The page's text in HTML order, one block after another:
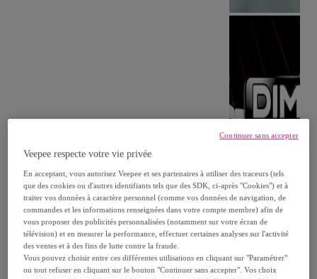
Veepee respecte votre vie privée
En acceptant, vous autorisez Veepee et ses partenaires à utiliser des traceurs (tels
que des cookies ou d'autres identifiants tels que des SDK, ci-après "Cookies") et à
traiter vos données à caractère personnel (comme vos données de navigation, de
commandes et les informations renseignées dans votre compte membre) afin de
vous proposer des publicités personnalisées (notamment sur votre écran de
télévision) et en mesurer la performance, effectuer certaines analyses sur l'activité
des ventes et à des fins de lutte contre la fraude.
Vous pouvez choisir entre ces différentes utilisations en cliquant sur "Paramétrer"
ou tout refuser en cliquant sur le bouton "Continuer sans accepter". Vos choix
Continuer sans accepter